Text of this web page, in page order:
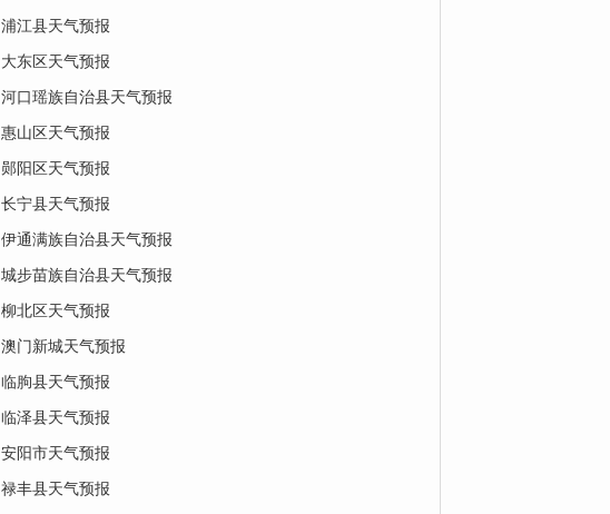
浦江县天气预报
大东区天气预报
河口瑶族自治县天气预报
惠山区天气预报
郧阳区天气预报
长宁县天气预报
伊通满族自治县天气预报
城步苗族自治县天气预报
柳北区天气预报
澳门新城天气预报
临朐县天气预报
临泽县天气预报
安阳市天气预报
禄丰县天气预报